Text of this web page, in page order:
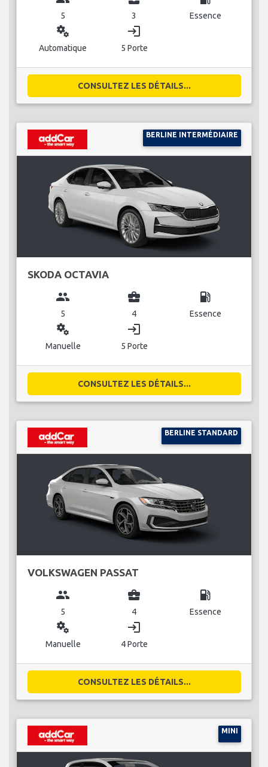
5 3 Essence
miscellaneous_services
Automatique
login
5 Porte
CONSULTEZ LES DÉTAILS...
BERLINE INTERMÉDIAIRE
SKODA OCTAVIA
group
5
business_center
4
local_gas_station
Essence
miscellaneous_services
Manuelle
login
5 Porte
CONSULTEZ LES DÉTAILS...
BERLINE STANDARD
VOLKSWAGEN PASSAT
group
5
business_center
4
local_gas_station
Essence
miscellaneous_services
Manuelle
login
4 Porte
CONSULTEZ LES DÉTAILS...
MINI